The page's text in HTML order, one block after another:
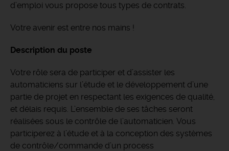
d’emploi vous propose tous types de contrats.
Votre avenir est entre nos mains !
Description du poste
Votre rôle sera de participer et d’assister les
automaticiens sur l’étude et le développement d’une
partie de projet en respectant les exigences de qualité,
et délais requis. L’ensemble de ses tâches seront
réalisées sous le contrôle de l’automaticien. Vous
participerez à l’étude et à la conception des systèmes
de contrôle/commande d’un process